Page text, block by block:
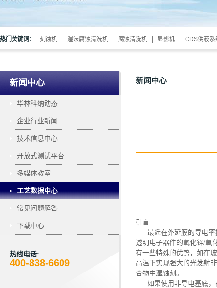
热门关键词： 刻蚀机 湿法腐蚀清洗机 腐蚀清洗机 显影机 CDS供液系
新闻中心
华林科纳动态
企业行业新闻
技术信息中心
开放式测试平台
多媒体教室
工艺数据中心
常见问题解答
下载中心
热线电话:
400-838-6609
新闻中心
引言
最近在外延膜的导电
透明电子器件的氧化锌/氧
有一些特殊的优势，如在
高温下实现强大的光发射
合物中湿蚀刻。
如果使用非导电基底，